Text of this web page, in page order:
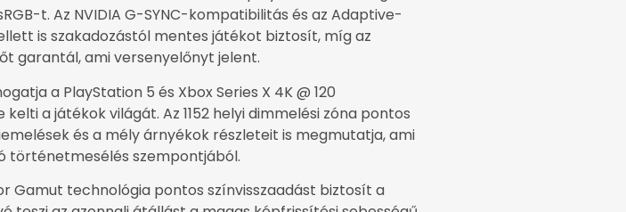
t. Az NVIDIA G-SYNC-kompatibilitás és az Adaptive-
is szakadozástól mentes játékot biztosít, míg az
garantál, ami versenyelőnyt jelent.
a PlayStation 5 és Xbox Series X 4K @ 120
a játékok világát. Az 1152 helyi dimmelési zóna pontos
és a mély árnyékok részleteit is megmutatja, ami
történetmesélés szempontjából.
Gamut technológia pontos színvisszaadást biztosít a